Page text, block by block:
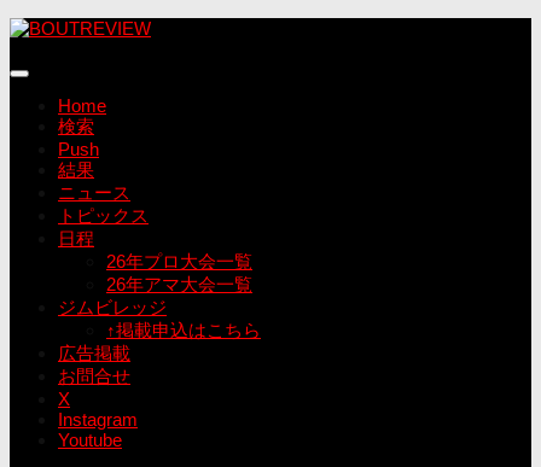
コ
テ
Home
検索
Push
結果
ニュース
トピックス
日程
26年プロ大会一覧
26年アマ大会一覧
ジムビレッジ
↑掲載申込はこちら
広告掲載
お問合せ
X
Instagram
Youtube